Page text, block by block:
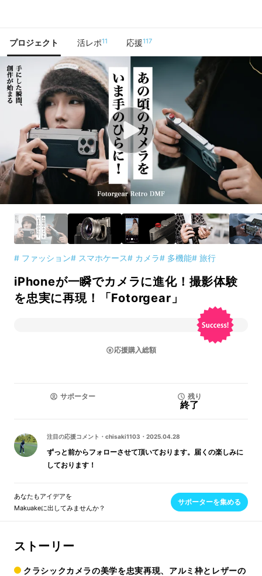
プロジェクト 活レポ11 応援117
# ファッション# スマホケース# カメラ# 多機能# 旅行
iPhoneが一瞬でカメラに進化！撮影体験
を忠実に再現！「Fotorgear」
応援購入総額
サポーター 残り
終了
注目の応援コメント ・ chisaki1103 ・ 2025.04.28
ずっと前からフォローさせて頂いております。届くの楽しみに
しております！
あなたもアイデアを
Makuakeに出してみませんか？
サポーターを集める
ストーリー
クラシックカメラの美学を忠実再現、アルミ枠とレザーの